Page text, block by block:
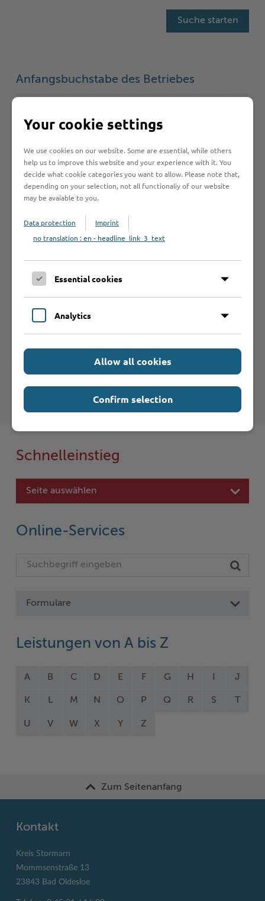
Anfangsbuchstabe des Betriebes
J K L M N O
Ö
Betrieb anmelden
Sie vermissen einen Eintrag in der Liste? Melden Sie
Betrieb anmelden
Haftungsauschluss
Hinweise zum Haftungsausschluß bei Links zu anderen
Internet-Seiten entnehmen Sie bitte den
Schnelleinstieg
Seite auswählen
Online-Services
Formulare
Leistungen von A bis Z
A B C D E F G H J
K L M N O P Q R S T
U V W X Y Z
Zum Seitenanfang
Kontakt
Kreis Stormarn
Mommsenstraße 13
23843 Bad Oldesloe
Your cookie settings
We use cookies on our website. Some are essential, while others
help us to improve this website and your experience with it. You
decide what cookie categories you want to allow. Please note that,
depending on your selection, not all functionaliy of our website
may be avaiable to you.
Data protection
Imprint
no translation : en - headline_link_3_text
Essential cookies
Analytics
Allow all cookies
Confirm selection